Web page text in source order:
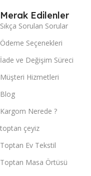
Merak Edilenler
Sıkça Sorulan Sorular
Ödeme Seçenekleri
İade ve Değişim Süreci
Müşteri Hizmetleri
Blog
Kargom Nerede ?
toptan çeyiz
Toptan Ev Tekstil
Toptan Masa Örtüsü